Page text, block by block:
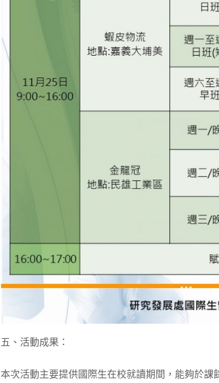
五、活動成果：
本次活動主要提供國際生在校就讀期間，能夠於